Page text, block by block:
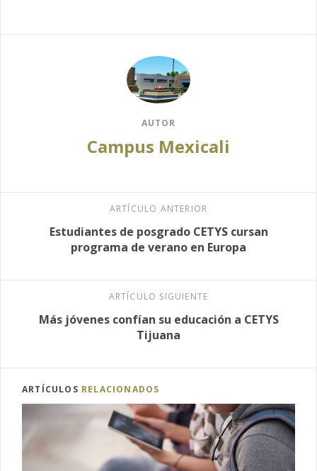
AUTOR
Campus Mexicali
ARTÍCULO ANTERIOR
Estudiantes de posgrado CETYS cursan
programa de verano en Europa
ARTÍCULO SIGUIENTE
Más jóvenes confían su educación a CETYS
Tijuana
ARTÍCULOS RELACIONADOS